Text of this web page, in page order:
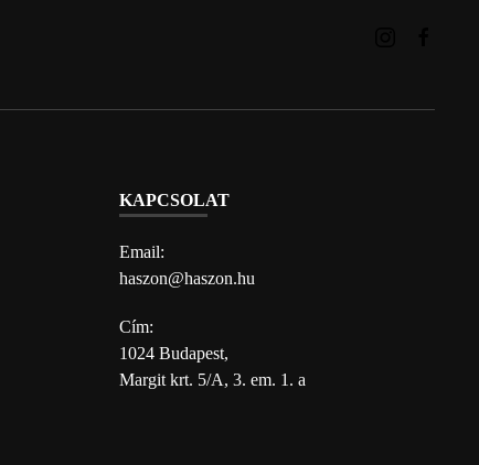
KAPCSOLAT
Email:
haszon@haszon.hu
Cím:
1024 Budapest,
Margit krt. 5/A, 3. em. 1. a